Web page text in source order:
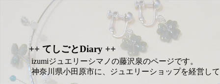
++ てしごとDiary ++
izumiジュエリーシマノの藤沢泉のページです。
神奈川県小田原市に、ジュエリーショップを経営し